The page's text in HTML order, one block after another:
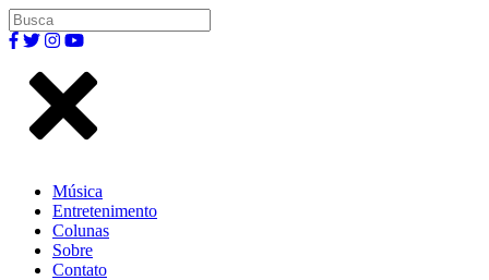
Música
Entretenimento
Colunas
Sobre
Contato